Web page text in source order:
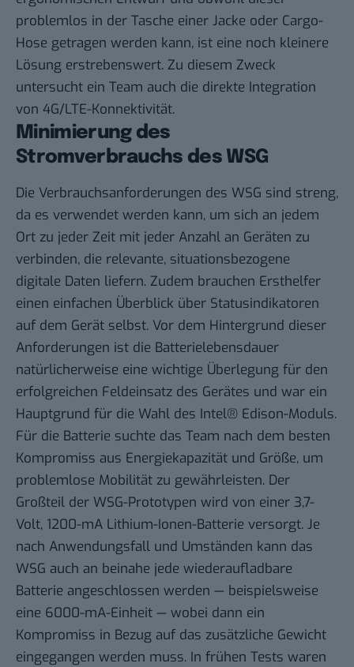
problemlos in der Tasche einer Jacke oder Cargo-
Hose getragen werden kann, ist eine noch kleinere
Lösung erstrebenswert. Zu diesem Zweck
untersucht ein Team auch die direkte Integration
von 4G/LTE-Konnektivität.
Minimierung des
Stromverbrauchs des WSG
Die Verbrauchsanforderungen des WSG sind streng,
da es verwendet werden kann, um sich an jedem
Ort zu jeder Zeit mit jeder Anzahl an Geräten zu
verbinden, die relevante, situationsbezogene
digitale Daten liefern. Zudem brauchen Ersthelfer
einen einfachen Überblick über Statusindikatoren
auf dem Gerät selbst. Vor dem Hintergrund dieser
Anforderungen ist die Batterielebensdauer
natürlicherweise eine wichtige Überlegung für den
erfolgreichen Feldeinsatz des Gerätes und war ein
Hauptgrund für die Wahl des Intel® Edison-Moduls.
Für die Batterie suchte das Team nach dem besten
Kompromiss aus Energiekapazität und Größe, um
problemlose Mobilität zu gewährleisten. Der
Großteil der WSG-Prototypen wird von einer 3,7-
Volt, 1200-mA Lithium-Ionen-Batterie versorgt. Je
nach Anwendungsfall und Umständen kann das
WSG auch an beinahe jede wiederaufladbare
Batterie angeschlossen werden — beispielsweise
eine 6000-mA-Einheit — wobei dann ein
Kompromiss in Bezug auf das zusätzliche Gewicht
eingegangen werden muss. In frühen Tests waren